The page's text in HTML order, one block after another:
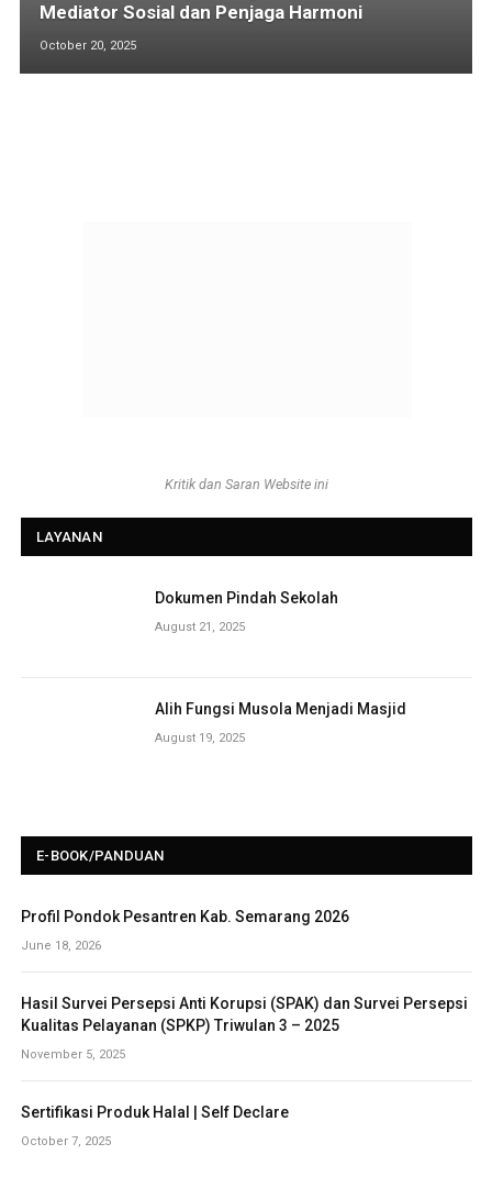
Mediator Sosial dan Penjaga Harmoni
October 20, 2025
Kritik dan Saran Website ini
LAYANAN
Dokumen Pindah Sekolah
August 21, 2025
Alih Fungsi Musola Menjadi Masjid
August 19, 2025
E-BOOK/PANDUAN
Profil Pondok Pesantren Kab. Semarang 2026
June 18, 2026
Hasil Survei Persepsi Anti Korupsi (SPAK) dan Survei Persepsi
Kualitas Pelayanan (SPKP) Triwulan 3 – 2025
November 5, 2025
Sertifikasi Produk Halal | Self Declare
October 7, 2025